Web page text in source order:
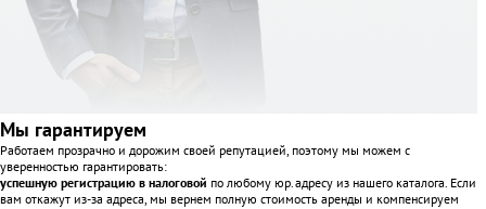
Мы гарантируем
Работаем прозрачно и дорожим своей репутацией, поэтому мы можем с
уверенностью гарантировать:
успешную регистрацию в налоговой по любому юр.адресу из нашего каталога. Если
вам откажут из-за адреса, мы вернем полную стоимость аренды и компенсируем